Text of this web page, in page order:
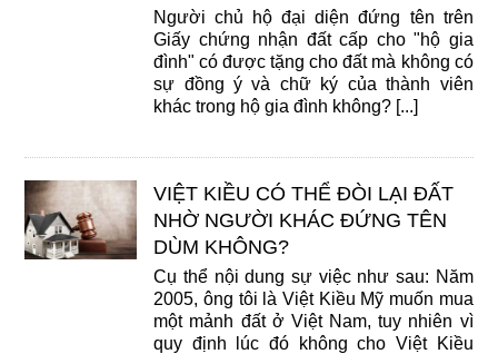
Người chủ hộ đại diện đứng tên trên
Giấy chứng nhận đất cấp cho "hộ gia
đình" có được tặng cho đất mà không có
sự đồng ý và chữ ký của thành viên
khác trong hộ gia đình không? [...]
VIỆT KIỀU CÓ THỂ ĐÒI LẠI ĐẤT
NHỜ NGƯỜI KHÁC ĐỨNG TÊN
DÙM KHÔNG?
Cụ thể nội dung sự việc như sau: Năm
2005, ông tôi là Việt Kiều Mỹ muốn mua
một mảnh đất ở Việt Nam, tuy nhiên vì
quy định lúc đó không cho Việt Kiều